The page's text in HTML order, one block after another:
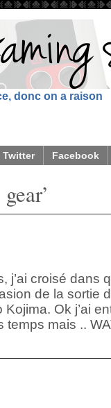
donc on a raison
Twitter Facebook
j’ai croisé dans
de la sortie
Ok j’ai
temps mais ..